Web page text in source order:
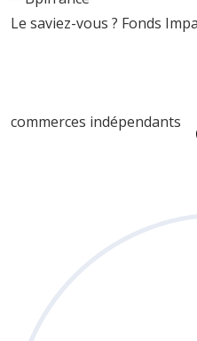
Le saviez-vous ? Fonds
commerces indépendants